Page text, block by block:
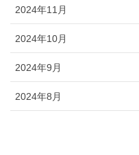
2024年11月
2024年10月
2024年9月
2024年8月